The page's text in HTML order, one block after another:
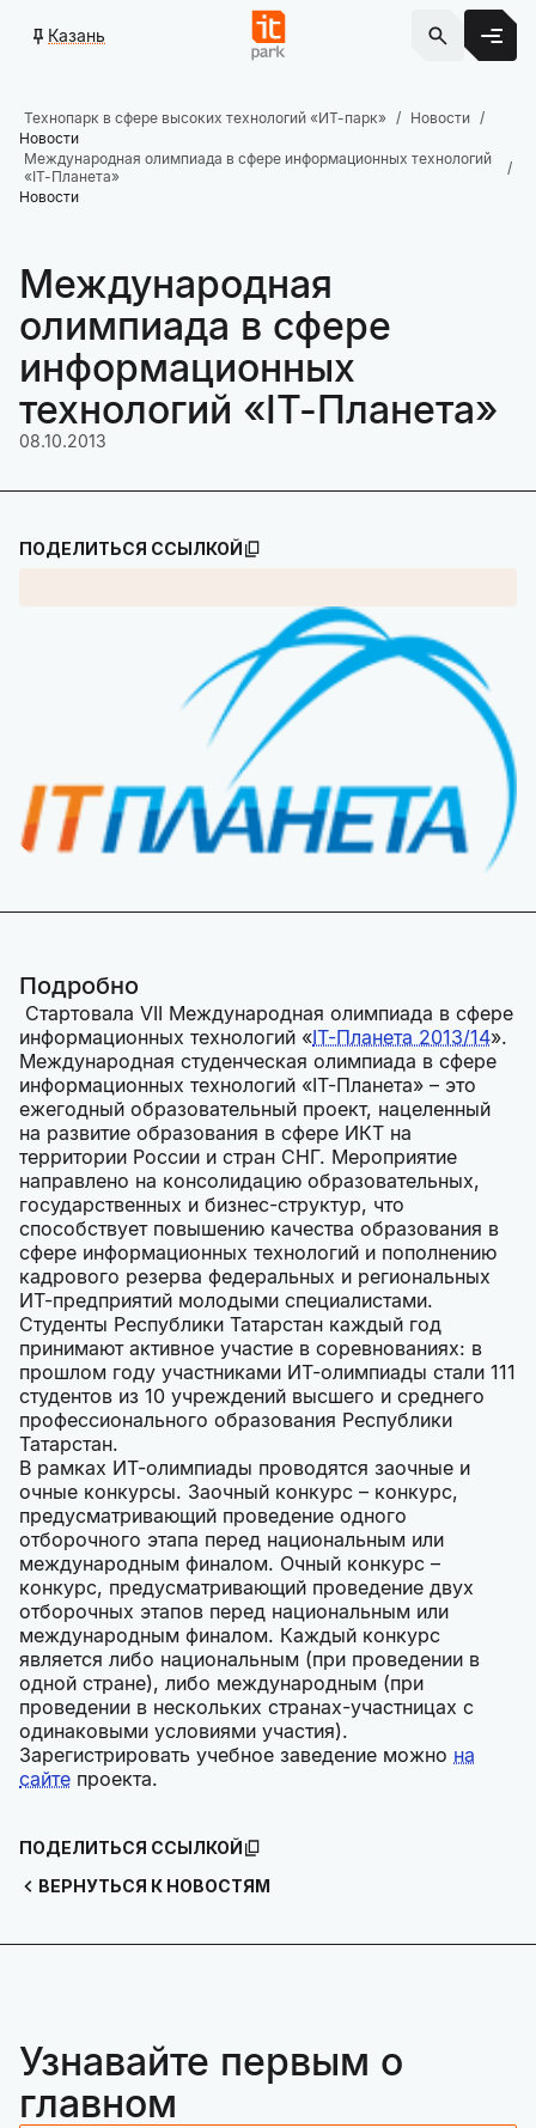
Казань
Технопарк в сфере высоких технологий «ИТ-парк»
Новости
Новости
Международная олимпиада в сфере информационных технологий
«IT-Планета»
Новости
Международная
олимпиада в сфере
информационных
технологий «IT-Планета»
08.10.2013
ПОДЕЛИТЬСЯ ССЫЛКОЙ
Подробно
Cтартовала VII Международная олимпиада в сфере
информационных технологий «IT-Планета 2013/14».
Международная студенческая олимпиада в сфере
информационных технологий «IT-Планета» – это
ежегодный образовательный проект, нацеленный
на развитие образования в сфере ИКТ на
территории России и стран СНГ. Мероприятие
направлено на консолидацию образовательных,
государственных и бизнес-структур, что
способствует повышению качества образования в
сфере информационных технологий и пополнению
кадрового резерва федеральных и региональных
ИТ-предприятий молодыми специалистами.
Студенты Республики Татарстан каждый год
принимают активное участие в соревнованиях: в
прошлом году участниками ИТ-олимпиады стали 111
студентов из 10 учреждений высшего и среднего
профессионального образования Республики
Татарстан.
В рамках ИТ-олимпиады проводятся заочные и
очные конкурсы. Заочный конкурс – конкурс,
предусматривающий проведение одного
отборочного этапа перед национальным или
международным финалом. Очный конкурс –
конкурс, предусматривающий проведение двух
отборочных этапов перед национальным или
международным финалом. Каждый конкурс
является либо национальным (при проведении в
одной стране), либо международным (при
проведении в нескольких странах-участницах с
одинаковыми условиями участия).
Зарегистрировать учебное заведение можно на
сайте проекта.
ВЕРНУТЬСЯ К НОВОСТЯМ
ПОДЕЛИТЬСЯ ССЫЛКОЙ
Узнавайте первым о
главном